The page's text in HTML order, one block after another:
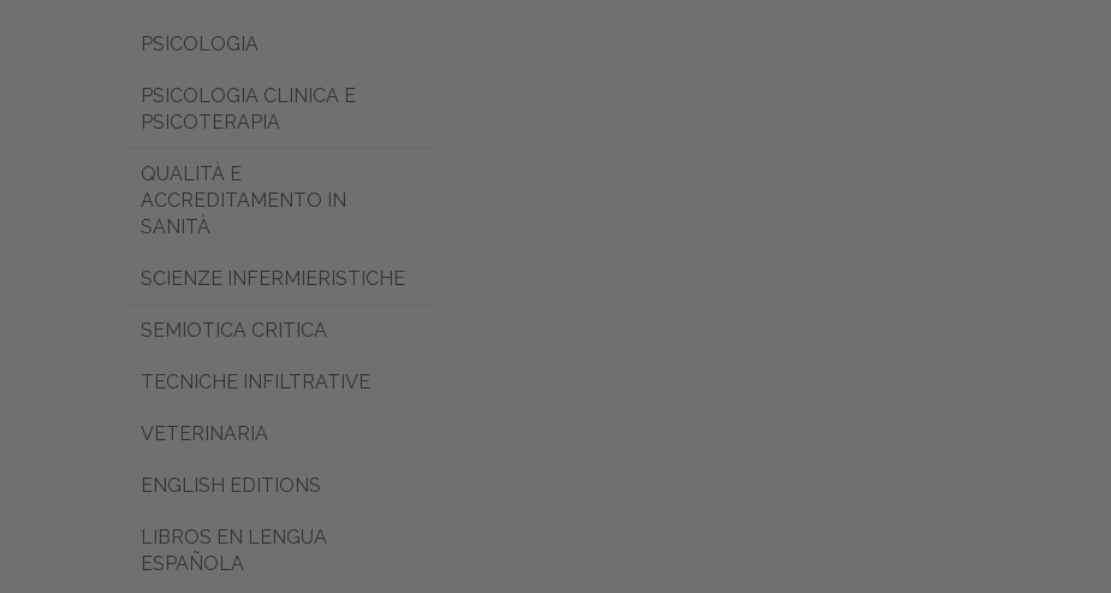
PSICOLOGIA
PSICOLOGIA CLINICA E
PSICOTERAPIA
QUALITÀ E
ACCREDITAMENTO IN
SANITÀ
SCIENZE INFERMIERISTICHE
SEMIOTICA CRITICA
TECNICHE INFILTRATIVE
VETERINARIA
ENGLISH EDITIONS
LIBROS EN LENGUA
ESPAÑOLA